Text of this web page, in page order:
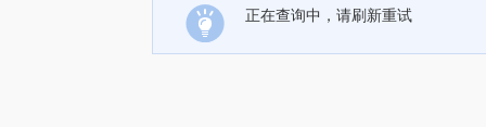
正在查询中，请刷新重试